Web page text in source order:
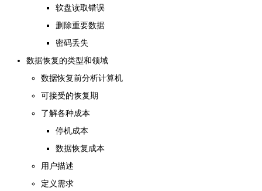
软盘读取错误
删除重要数据
密码丢失
数据恢复的类型和领域
数据恢复前分析计算机
可接受的恢复期
了解各种成本
停机成本
数据恢复成本
用户描述
定义需求